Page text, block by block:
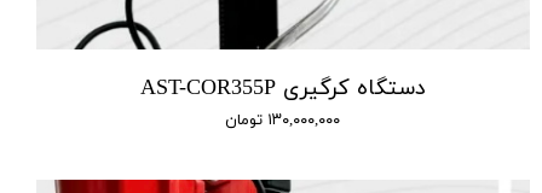
دستگاه کرگیری‌ AST-COR355P
۱۳۰,۰۰۰,۰۰۰ تومان